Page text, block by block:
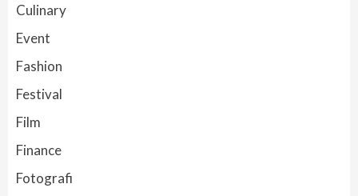
Culinary
Event
Fashion
Festival
Film
Finance
Fotografi